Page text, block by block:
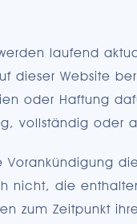
laufend
dieser Website
oder Haftung
vollständig oder
Vorankündigung
nicht, die
zum Zeitpunkt